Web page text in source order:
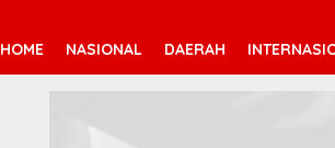
HOME NASIONAL DAERAH